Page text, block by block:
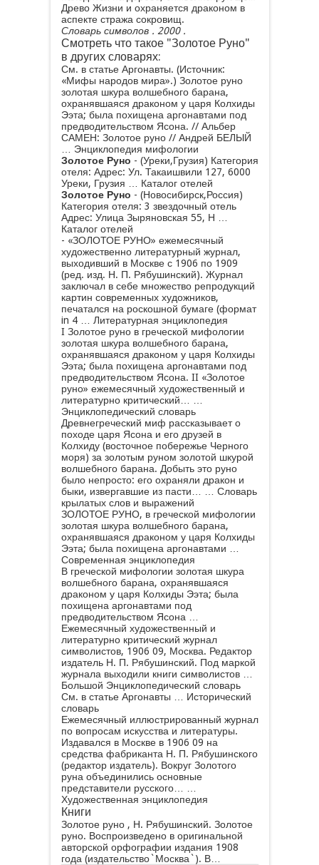
Древо Жизни и охраняется драконом в
аспекте стража сокровищ.
Словарь символов. 2000 .
Смотреть что такое "Золотое Руно"
в других словарях:
См. в статье Аргонавты. (Источник:
«Мифы народов мира».) Золотое руно
золотая шкура волшебного барана,
охранявшаяся драконом у царя Колхиды
Ээта; была похищена аргонавтами под
предводительством Ясона. // Альбер
САМЕН: Золотое руно // Андрей БЕЛЫЙ
Энциклопедия мифологии
Золотое Руно - (Уреки,Грузия) Категория
отеля: Адрес: Ул. Такаишвили 127, 6000
Уреки, Грузия … Каталог отелей
Золотое Руно - (Новосибирск,Россия)
Категория отеля: 3 звездочный отель
Адрес: Улица Зыряновская 55, Н …
Каталог отелей
- «ЗОЛОТОЕ РУНО» ежемесячный
художественно литературный журнал,
выходивший в Москве с 1906 по 1909
(ред. изд. Н. П. Рябушинский). Журнал
заключал в себе множество репродукций
картин современных художников,
печатался на роскошной бумаге (формат
in 4 … Литературная энциклопедия
I Золотое руно в греческой мифологии
золотая шкура волшебного барана,
охранявшаяся драконом у царя Колхиды
Ээта; была похищена аргонавтами под
предводительством Ясона. II «Золотое
руно» ежемесячный художественный и
литературно критический… …
Энциклопедический словарь
Древнегреческий миф рассказывает о
походе царя Ясона и его друзей в
Колхиду (восточное побережье Черного
моря) за золотым руном золотой шкурой
волшебного барана. Добыть это руно
было непросто: его охраняли дракон и
быки, извергавшие из пасти… … Словарь
крылатых слов и выражений
ЗОЛОТОЕ РУНО, в греческой мифологии
золотая шкура волшебного барана,
охранявшаяся драконом у царя Колхиды
Ээта; была похищена аргонавтами …
Современная энциклопедия
В греческой мифологии золотая шкура
волшебного барана, охранявшаяся
драконом у царя Колхиды Ээта; была
похищена аргонавтами под
предводительством Ясона …
Ежемесячный художественный и
литературно критический журнал
символистов, 1906 09, Москва. Редактор
издатель Н. П. Рябушинский. Под маркой
журнала выходили книги символистов …
Большой Энциклопедический словарь
См. в статье Аргонавты … Исторический
словарь
Ежемесячный иллюстрированный журнал
по вопросам искусства и литературы.
Издавался в Москве в 1906 09 на
средства фабриканта Н. П. Рябушинского
(редактор издатель). Вокруг Золотого
руна объединились основные
представители русского… …
Художественная энциклопедия
Книги
Золотое руно , Н. Рябушинский. Золотое
руно. Воспроизведено в оригинальной
авторской орфографии издания 1908
года (издательство`Москва`). В…